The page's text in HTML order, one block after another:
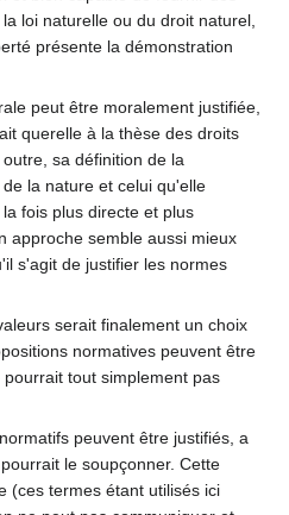
loi naturelle ou du droit naturel,
présente la démonstration
peut être moralement justifiée,
querelle à la thèse des droits
sa définition de la
la nature et celui qu'elle
fois plus directe et plus
approche semble aussi mieux
s'agit de justifier les normes
serait finalement un choix
normatives peuvent être
tout simplement pas
peuvent être justifiés, a
le soupçonner. Cette
(ces termes étant utilisés ici